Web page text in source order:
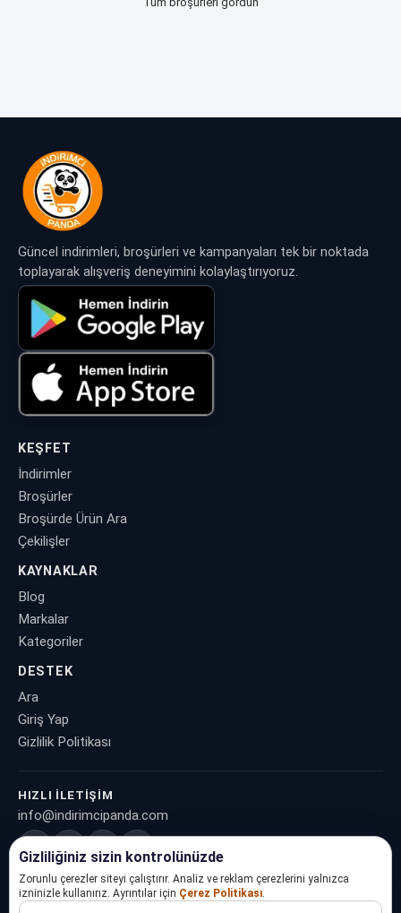
Gizliliğiniz sizin kontrolünüzde
Zorunlu çerezler siteyi çalıştırır. Analiz ve reklam çerezlerini yalnızca
izninizle kullanırız. Ayrıntılar için Çerez Politikası.
Güncel indirimleri, broşürleri ve kampanyaları tek bir noktada
toplayarak alışveriş deneyimini kolaylaştırıyoruz.
KEŞFET
İndirimler
Broşürler
Broşürde Ürün Ara
Çekilişler
KAYNAKLAR
Blog
Markalar
Kategoriler
DESTEK
Ara
Giriş Yap
Gizlilik Politikası
HIZLI İLETIŞIM
info@indirimcipanda.com